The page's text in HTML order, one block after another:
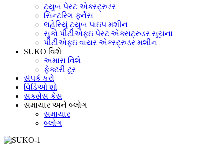
ટ્યુબ પેસ્ટ એક્સ્ટ્રુડર
સિન્ટરિંગ ફર્નેસ
લહેરિયું ટ્યુબ પાઇપ મશીન
સુકો પીટીએફઇ પેસ્ટ એક્સટ્રુડર સૂચના
પીટીએફઇ વાયર એક્સ્ટ્રુડર મશીન
SUKO વિશે
અમારા વિશે
ફેક્ટરી ટૂર
સંપર્ક કરો
વિડિઓ શો
સક્સેસ કેસ
સમાચાર અને બ્લોગ
સમાચાર
બ્લોગ